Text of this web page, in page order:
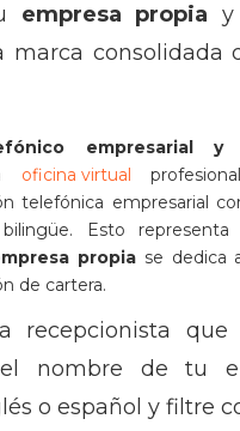
empresa propia y
marca consolidada
empresarial y
oficina virtual
telefónica empresarial
Esto
propia se dedica
de cartera.
recepcionista que
el nombre de tu
o español y filtre